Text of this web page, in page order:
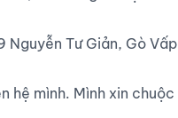
Tư Giản, Gò
hệ mình. Mình xin